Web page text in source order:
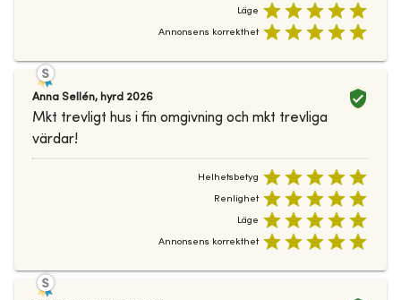
Läge
Annonsens korrekthet
Anna Sellén, hyrd 2026
Mkt trevligt hus i fin omgivning och mkt trevliga
värdar!
Helhetsbetyg
Renlighet
Läge
Annonsens korrekthet